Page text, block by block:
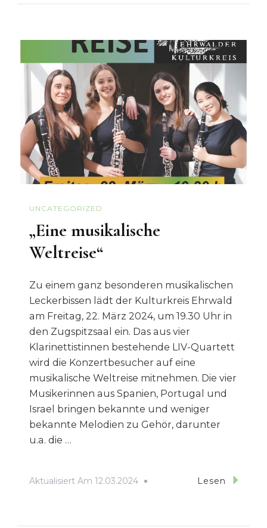
UNCATEGORIZED
„Eine musikalische
Weltreise“
Zu einem ganz besonderen musikalischen
Leckerbissen lädt der Kulturkreis Ehrwald
am Freitag, 22. März 2024, um 19.30 Uhr in
den Zugspitzsaal ein. Das aus vier
Klarinettistinnen bestehende LIV-Quartett
wird die Konzertbesucher auf eine
musikalische Weltreise mitnehmen. Die vier
Musikerinnen aus Spanien, Portugal und
Israel bringen bekannte und weniger
bekannte Melodien zu Gehör, darunter
u.a. die …
Aktualisiert Am 12.03.2024 Lesen